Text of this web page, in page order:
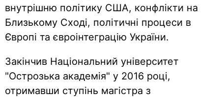
внутрішню політику США, конфлікти на
Близькому Сході, політичні процеси в
Європі та євроінтеграцію України.
Закінчив Національний університет
"Острозька академія" у 2016 році,
отримавши ступінь магістра з